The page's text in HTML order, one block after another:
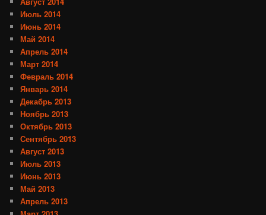
Июль 2014
Июнь 2014
Май 2014
Апрель 2014
Март 2014
Февраль 2014
Январь 2014
Декабрь 2013
Ноябрь 2013
Октябрь 2013
Сентябрь 2013
Август 2013
Июль 2013
Июнь 2013
Май 2013
Апрель 2013